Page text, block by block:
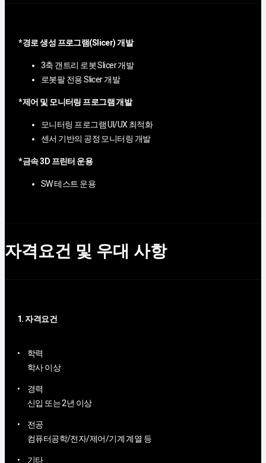
*경로 생성 프로그램(Slicer) 개발
3축 갠트리 로봇 Slicer 개발
로봇팔 전용 Slicer 개발
*제어 및 모니터링 프로그램 개발
모니터링 프로그램 UI/UX 최적화
센서 기반의 공정 모니터링 개발
*금속 3D 프린터 운용
SW 테스트 운용
자격요건 및 우대 사항
1. 자격요건
학력
학사 이상
경력
신입 또는 2년 이상
전공
컴퓨터공학/전자/제어/기계 계열 등
기타